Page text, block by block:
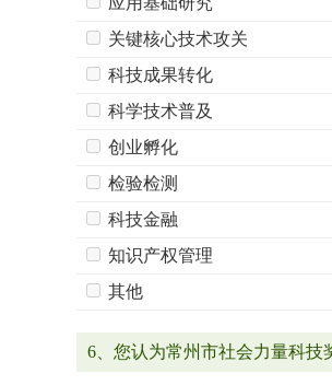
关键核心技术攻关
科技成果转化
科学技术普及
创业孵化
检验检测
科技金融
知识产权管理
其他
6、您认为常州市社会力量科